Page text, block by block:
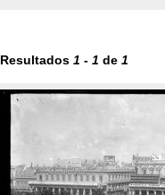
Resultados 1 - 1 de 1